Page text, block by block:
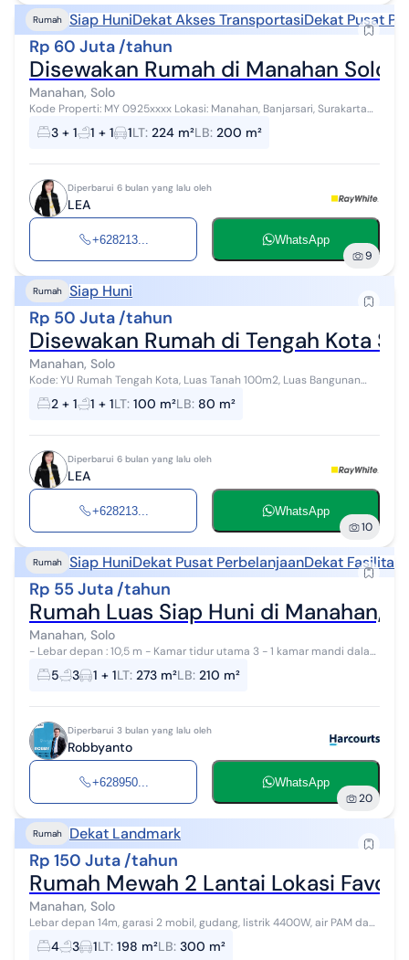
Rumah Siap HuniDekat Akses TransportasiDekat Pusat
Rp 60 Juta /tahun
Disewakan Rumah di Manahan Solo,
Manahan, Solo
Kode Properti: MY 0925xxxx Lokasi: Manahan, Banjarsari, Surakarta
Nikmati kenyamanan tinggal di kawasan residensial paling favorit di
Kota Solo. ...
3 + 1 1 + 1 1LT: 224 m²LB: 200 m²
Diperbarui 6 bulan yang lalu oleh
LEA
+628213... WhatsApp
9
Rumah Siap Huni
Rp 50 Juta /tahun
Disewakan Rumah di Tengah Kota
Manahan, Solo
Kode: YU Rumah Tengah Kota, Luas Tanah 100m2, Luas Bangunan
80m2, Lebar Depan 6m, Hadap Barat, 2+1 Kamar Tidur, 2+1 Kamar
Mandi, Listrik 45...
2 + 1 1 + 1LT: 100 m²LB: 80 m²
Diperbarui 6 bulan yang lalu oleh
LEA
+628213... WhatsApp
10
Rumah Siap HuniDekat Pusat PerbelanjaanDekat Fasilitas
Rp 55 Juta /tahun
Rumah Luas Siap Huni di Manahan,
Manahan, Solo
- Lebar depan : 10,5 m - Kamar tidur utama 3 - 1 kamar mandi dalam
- Kamar tidur pembantu 1 - Kamar tidur driver 1 Kamar mandi luar 2
- Garasi...
5 3 1 + 1LT: 273 m²LB: 210 m²
Diperbarui 3 bulan yang lalu oleh
Robbyanto
+628950... WhatsApp
20
Rumah Dekat Landmark
Rp 150 Juta /tahun
Rumah Mewah 2 Lantai Lokasi
Manahan, Solo
Lebar depan 14m, garasi 2 mobil, gudang, listrik 4400W, air PAM dan
sumur, pintu pagar pakai remote, hadap timur, akses jalan lebar
simpangan 3 mo...
4 3 1LT: 198 m²LB: 300 m²